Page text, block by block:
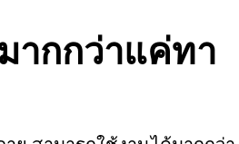
ากกว่าแค่ทา